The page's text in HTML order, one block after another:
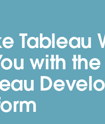
Tableau
with the